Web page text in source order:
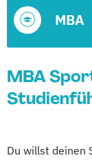
MBA
MBA
Du willst deinen